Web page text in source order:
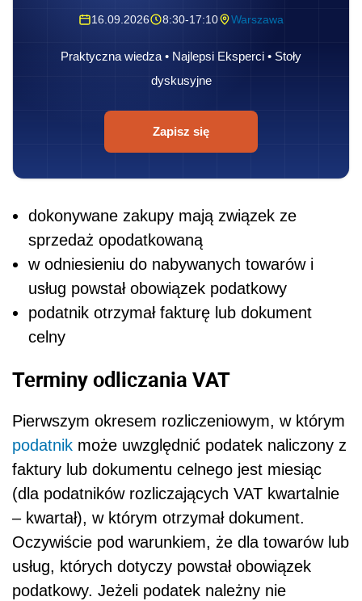
16.09.2026 8:30-17:10 Warszawa
Praktyczna wiedza • Najlepsi Eksperci • Stoły
dyskusyjne
Zapisz się
dokonywane zakupy mają związek ze
sprzedaż opodatkowaną
w odniesieniu do nabywanych towarów i
usług powstał obowiązek podatkowy
podatnik otrzymał fakturę lub dokument
celny
Terminy odliczania VAT
Pierwszym okresem rozliczeniowym, w którym
podatnik może uwzględnić podatek naliczony z
faktury lub dokumentu celnego jest miesiąc
(dla podatników rozliczających VAT kwartalnie
– kwartał), w którym otrzymał dokument.
Oczywiście pod warunkiem, że dla towarów lub
usług, których dotyczy powstał obowiązek
podatkowy. Jeżeli podatek należny nie